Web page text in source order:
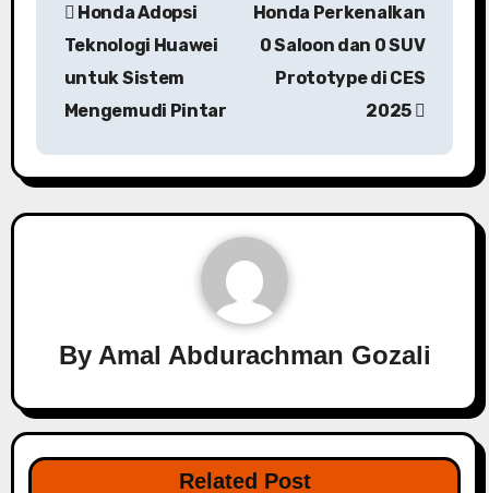
pos
Honda Adopsi
Teknologi Huawei
untuk Sistem
Mengemudi Pintar
Honda Perkenalkan
0 Saloon dan 0 SUV
Prototype di CES
2025
By Amal Abdurachman Gozali
Related Post